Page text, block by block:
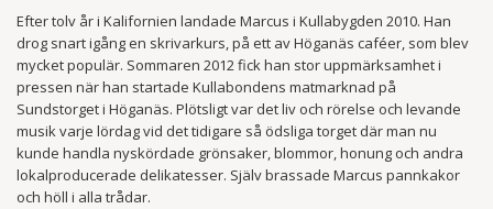
Efter tolv år i Kalifornien landade Marcus i Kullabygden 2010. Han
drog snart igång en skrivarkurs, på ett av Höganäs caféer, som blev
mycket populär. Sommaren 2012 fick han stor uppmärksamhet i
pressen när han startade Kullabondens matmarknad på
Sundstorget i Höganäs. Plötsligt var det liv och rörelse och levande
musik varje lördag vid det tidigare så ödsliga torget där man nu
kunde handla nyskördade grönsaker, blommor, honung och andra
lokalproducerade delikatesser. Själv brassade Marcus pannkakor
och höll i alla trådar.